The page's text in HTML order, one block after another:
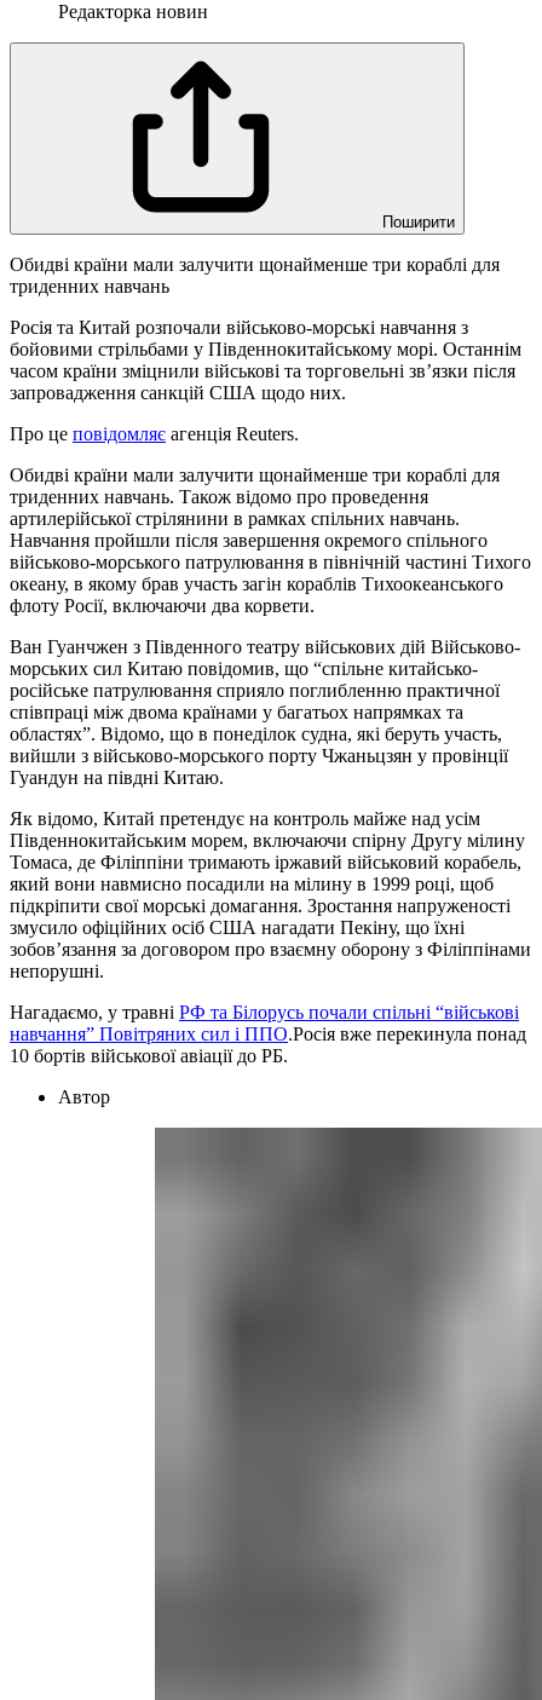
Редакторка новин
Поширити
Обидві країни мали залучити щонайменше три кораблі для
триденних навчань
Росія та Китай розпочали військово-морські навчання з
бойовими стрільбами у Південнокитайському морі. Останнім
часом країни зміцнили військові та торговельні зв’язки після
запровадження санкцій США щодо них.
Про це повідомляє агенція Reuters.
Обидві країни мали залучити щонайменше три кораблі для
триденних навчань. Також відомо про проведення
артилерійської стрілянини в рамках спільних навчань.
Навчання пройшли після завершення окремого спільного
військово-морського патрулювання в північній частині Тихого
океану, в якому брав участь загін кораблів Тихоокеанського
флоту Росії, включаючи два корвети.
Ван Гуанчжен з Південного театру військових дій Військово-
морських сил Китаю повідомив, що “спільне китайсько-
російське патрулювання сприяло поглибленню практичної
співпраці між двома країнами у багатьох напрямках та
областях”. Відомо, що в понеділок судна, які беруть участь,
вийшли з військово-морського порту Чжаньцзян у провінції
Гуандун на півдні Китаю.
Як відомо, Китай претендує на контроль майже над усім
Південнокитайським морем, включаючи спірну Другу мілину
Томаса, де Філіппіни тримають іржавий військовий корабель,
який вони навмисно посадили на мілину в 1999 році, щоб
підкріпити свої морські домагання. Зростання напруженості
змусило офіційних осіб США нагадати Пекіну, що їхні
зобов’язання за договором про взаємну оборону з Філіппінами
непорушні.
Нагадаємо, у травні РФ та Білорусь почали спільні “військові
навчання” Повітряних сил і ППО.Росія вже перекинула понад
10 бортів військової авіації до РБ.
Автор